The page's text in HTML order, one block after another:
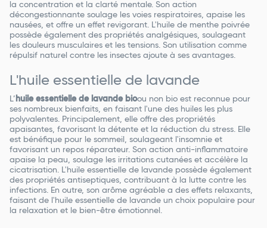
la concentration et la clarté mentale. Son action
décongestionnante soulage les voies respiratoires, apaise les
nausées, et offre un effet revigorant. L'huile de menthe poivrée
possède également des propriétés analgésiques, soulageant
les douleurs musculaires et les tensions. Son utilisation comme
répulsif naturel contre les insectes ajoute à ses avantages.
L'huile essentielle de lavande
L’ huile essentielle de lavande bioou non bio est reconnue pour
ses nombreux bienfaits, en faisant l'une des huiles les plus
polyvalentes. Principalement, elle offre des propriétés
apaisantes, favorisant la détente et la réduction du stress. Elle
est bénéfique pour le sommeil, soulageant l'insomnie et
favorisant un repos réparateur. Son action anti-inflammatoire
apaise la peau, soulage les irritations cutanées et accélère la
cicatrisation. L'huile essentielle de lavande possède également
des propriétés antiseptiques, contribuant à la lutte contre les
infections. En outre, son arôme agréable a des effets relaxants,
faisant de l'huile essentielle de lavande un choix populaire pour
la relaxation et le bien-être émotionnel.